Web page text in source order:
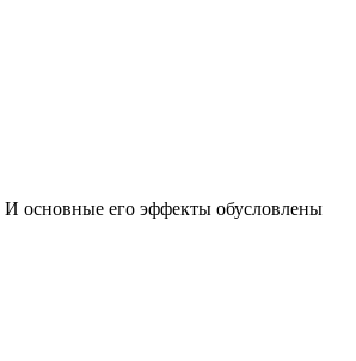
И основные его эффекты обусловлены